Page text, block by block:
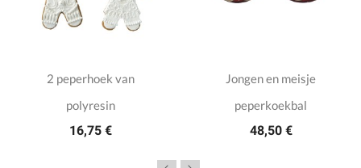
2 peperhoek van
polyresin
16,75 €
Jongen en meisje
peperkoekbal
48,50 €